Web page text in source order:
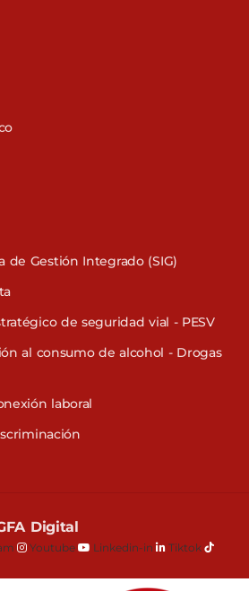
de Gestión Integrado (SIG)
de seguridad vial - PESV
al consumo de alcohol - Drogas
laboral
Digital
Youtube Linkedin-in Tiktok